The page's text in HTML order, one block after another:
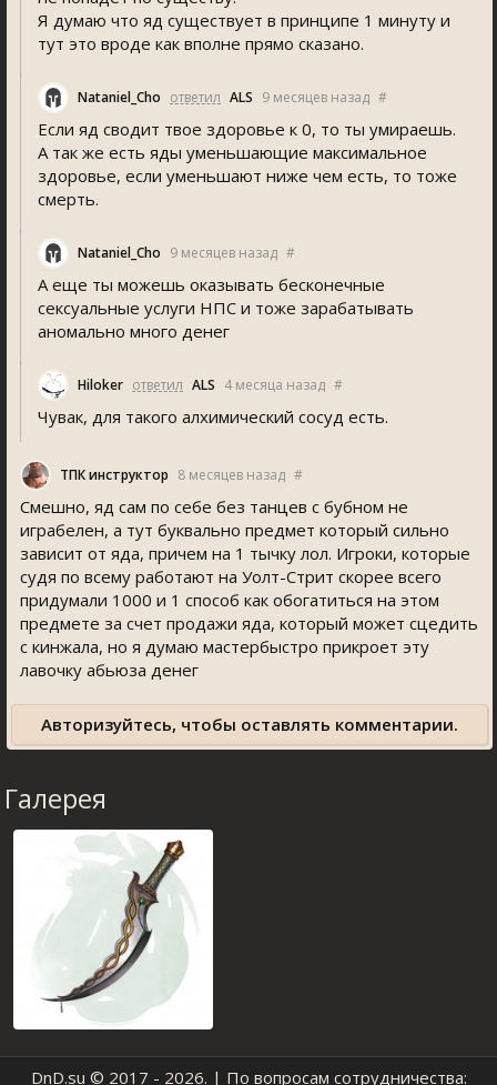
Я думаю что яд существует в принципе 1 минуту и
тут это вроде как вполне прямо сказано.
Nataniel_Cho ответил ALS 9 месяцев назад #
Если яд сводит твое здоровье к 0, то ты умираешь.
А так же есть яды уменьшающие максимальное
здоровье, если уменьшают ниже чем есть, то тоже
смерть.
Nataniel_Cho 9 месяцев назад #
А еще ты можешь оказывать бесконечные
сексуальные услуги НПС и тоже зарабатывать
аномально много денег
Hiloker ответил ALS 4 месяца назад #
Чувак, для такого алхимический сосуд есть.
ТПК инструктор 8 месяцев назад #
Смешно, яд сам по себе без танцев с бубном не
играбелен, а тут буквально предмет который сильно
зависит от яда, причем на 1 тычку лол. Игроки, которые
судя по всему работают на Уолт-Стрит скорее всего
придумали 1000 и 1 способ как обогатиться на этом
предмете за счет продажи яда, который может сцедить
с кинжала, но я думаю мастербыстро прикроет эту
лавочку абьюза денег
Авторизуйтесь, чтобы оставлять комментарии.
Галерея
DnD.su © 2017 - 2026. | По вопросам сотрудничества: